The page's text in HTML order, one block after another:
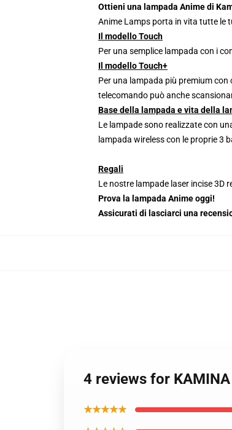
Ottieni una lampada Anime di
Anime Lamps porta in vita tutte le
Il modello Touch
Per una semplice lampada con i
Il modello Touch+
Per una lampada più premium
telecomando può anche
Base della lampada e vita della
Le lampade sono realizzate con
lampada wireless con le proprie 3
Regali
Le nostre lampade laser incise 3D
Prova la lampada Anime oggi!
Assicurati di lasciarci una
4 reviews for KAMINA
★★★★★